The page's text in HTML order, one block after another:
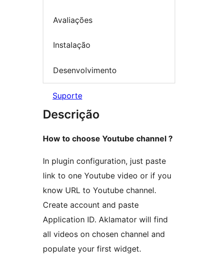
Avaliações
Instalação
Desenvolvimento
Suporte
Descrição
How to choose Youtube channel ?
In plugin configuration, just paste
link to one Youtube video or if you
know URL to Youtube channel.
Create account and paste
Application ID. Aklamator will find
all videos on chosen channel and
populate your first widget.